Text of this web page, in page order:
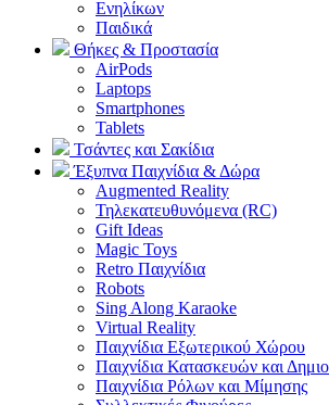
Ενηλίκων
Παιδικά
Θήκες & Προστασία
AirPods
Laptops
Smartphones
Tablets
Τσάντες και Σακίδια
Έξυπνα Παιχνίδια & Δώρα
Augmented Reality
Τηλεκατευθυνόμενα (RC)
Gift Ideas
Magic Toys
Retro Παιχνίδια
Robots
Sing Along Karaoke
Virtual Reality
Παιχνίδια Εξωτερικού Χώρου
Παιχνίδια Κατασκευών και
Παιχνίδια Ρόλων και Μίμησης